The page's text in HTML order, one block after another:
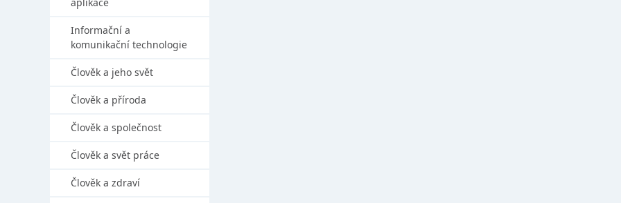
Informační a
komunikační technologie
Člověk a jeho svět
Člověk a příroda
Člověk a společnost
Člověk a svět práce
Člověk a zdraví